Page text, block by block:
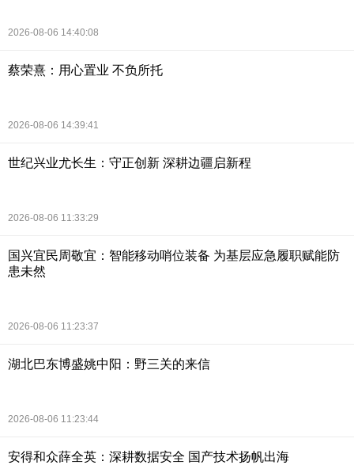
2026-08-06 14:40:08
蔡荣熹：用心置业 不负所托
2026-08-06 14:39:41
世纪兴业尤长生：守正创新 深耕边疆启新程
2026-08-06 11:33:29
国兴宜民周敬宜：智能移动哨位装备 为基层应急履职赋能防
患未然
2026-08-06 11:23:37
湖北巴东博盛姚中阳：野三关的来信
2026-08-06 11:23:44
安得和众薛全英：深耕数据安全 国产技术扬帆出海